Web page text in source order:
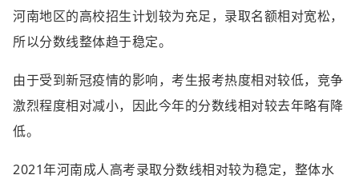
河南地区的高校招生计划较为充足，录取名额相对宽松，
所以分数线整体趋于稳定。
由于受到新冠疫情的影响，考生报考热度相对较低，竞争
激烈程度相对减小，因此今年的分数线相对较去年略有降
低。
2021年河南成人高考录取分数线相对较为稳定，整体水